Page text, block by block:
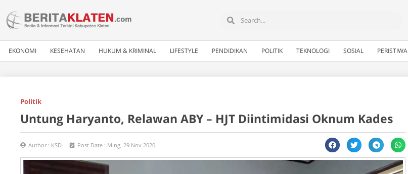
EKONOMI KESEHATAN HUKUM & KRIMINAL LIFESTYLE PENDIDIKAN POLITIK TEKNOLOGI SOSIAL PERISTIWA
Politik
Untung Haryanto, Relawan ABY – HJT Diintimidasi Oknum Kades
Author : KSD Post Date : Ming, 29 Nov 2020